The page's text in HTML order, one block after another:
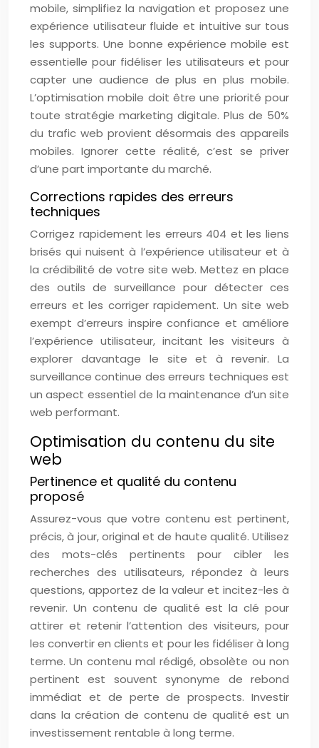
mobile, simplifiez la navigation et proposez une
expérience utilisateur fluide et intuitive sur tous
les supports. Une bonne expérience mobile est
essentielle pour fidéliser les utilisateurs et pour
capter une audience de plus en plus mobile.
L’optimisation mobile doit être une priorité pour
toute stratégie marketing digitale. Plus de 50%
du trafic web provient désormais des appareils
mobiles. Ignorer cette réalité, c’est se priver
d’une part importante du marché.
Corrections rapides des erreurs
techniques
Corrigez rapidement les erreurs 404 et les liens
brisés qui nuisent à l’expérience utilisateur et à
la crédibilité de votre site web. Mettez en place
des outils de surveillance pour détecter ces
erreurs et les corriger rapidement. Un site web
exempt d’erreurs inspire confiance et améliore
l’expérience utilisateur, incitant les visiteurs à
explorer davantage le site et à revenir. La
surveillance continue des erreurs techniques est
un aspect essentiel de la maintenance d’un site
web performant.
Optimisation du contenu du site
web
Pertinence et qualité du contenu
proposé
Assurez-vous que votre contenu est pertinent,
précis, à jour, original et de haute qualité. Utilisez
des mots-clés pertinents pour cibler les
recherches des utilisateurs, répondez à leurs
questions, apportez de la valeur et incitez-les à
revenir. Un contenu de qualité est la clé pour
attirer et retenir l’attention des visiteurs, pour
les convertir en clients et pour les fidéliser à long
terme. Un contenu mal rédigé, obsolète ou non
pertinent est souvent synonyme de rebond
immédiat et de perte de prospects. Investir
dans la création de contenu de qualité est un
investissement rentable à long terme.